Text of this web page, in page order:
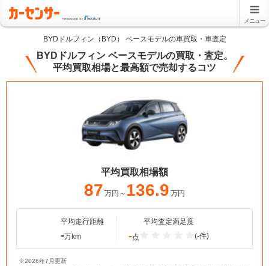
メニュー
BYDドルフィン（BYD） ベースモデルの車買取・車査定
BYDドルフィン ベースモデルの買取・査定。
平均買取相場と最高額で売却するコツ
平均買取相場額
87 万円～ 136.9 万円
平均走行距離
-万km
平均査定満足度
-点 (-件)
※2026年7月更新